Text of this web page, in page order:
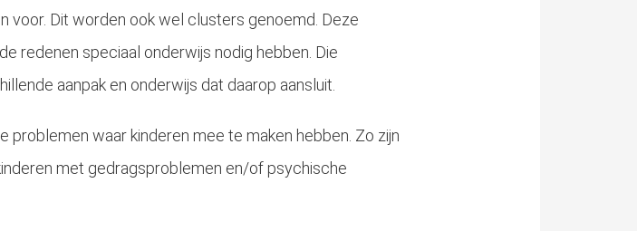
voor. Dit worden ook wel clusters genoemd. Deze
redenen speciaal onderwijs nodig hebben. Die
aanpak en onderwijs dat daarop aansluit.
waar kinderen mee te maken hebben. Zo zijn
met gedragsproblemen en/of psychische